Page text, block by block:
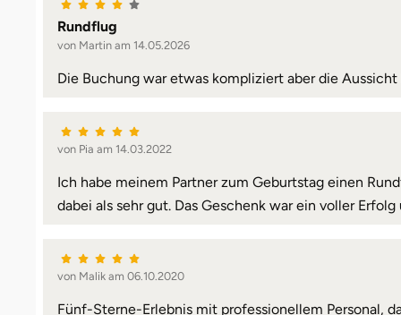
Rundflug
von Martin am 14.05.2026
Die Buchung war etwas kompliziert aber die
von Pia am 14.03.2022
Ich habe meinem Partner zum Geburtstag einen
dabei als sehr gut. Das Geschenk war ein voller
von Malik am 06.10.2020
Fünf-Sterne-Erlebnis mit professionellem Personal,
Hanau
Hannover
Heidenheim
Heilbronn